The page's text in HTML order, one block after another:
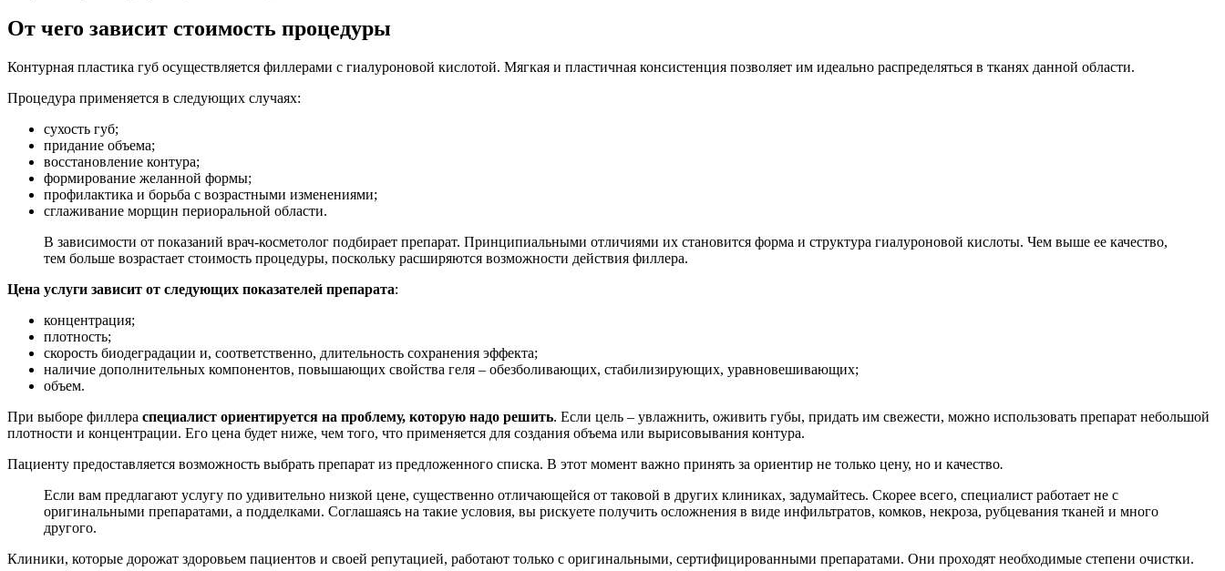
От чего зависит стоимость процедуры
Контурная пластика губ осуществляется филлерами с гиалуроновой кислотой. Мягкая и пластичная консистенция позволяет им идеально распределяться в тканях данной области.
Процедура применяется в следующих случаях:
сухость губ;
придание объема;
восстановление контура;
формирование желанной формы;
профилактика и борьба с возрастными изменениями;
сглаживание морщин периоральной области.
В зависимости от показаний врач-косметолог подбирает препарат. Принципиальными отличиями их становится форма и структура гиалуроновой кислоты. Чем выше ее качество,
тем больше возрастает стоимость процедуры, поскольку расширяются возможности действия филлера.
Цена услуги зависит от следующих показателей препарата:
концентрация;
плотность;
скорость биодеградации и, соответственно, длительность сохранения эффекта;
наличие дополнительных компонентов, повышающих свойства геля – обезболивающих, стабилизирующих, уравновешивающих;
объем.
При выборе филлера специалист ориентируется на проблему, которую надо решить. Если цель – увлажнить, оживить губы, придать им свежести, можно использовать препарат небольшой
плотности и концентрации. Его цена будет ниже, чем того, что применяется для создания объема или вырисовывания контура.
Пациенту предоставляется возможность выбрать препарат из предложенного списка. В этот момент важно принять за ориентир не только цену, но и качество.
Если вам предлагают услугу по удивительно низкой цене, существенно отличающейся от таковой в других клиниках, задумайтесь. Скорее всего, специалист работает не с
оригинальными препаратами, а подделками. Соглашаясь на такие условия, вы рискуете получить осложнения в виде инфильтратов, комков, некроза, рубцевания тканей и много
другого.
Клиники, которые дорожат здоровьем пациентов и своей репутацией, работают только с оригинальными, сертифицированными препаратами. Они проходят необходимые степени очистки.